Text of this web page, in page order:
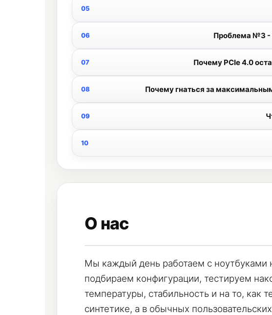
Проблема №3 -
Почему PCIe 4.0
Почему гнаться за
О нас
Мы каждый день работаем с ноутбуками
подбираем конфигурации, тестируем
температуры, стабильность и на то, как
синтетике, а в обычных